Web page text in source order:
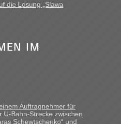
wenn die Frau mit dabei ist.
schließlich immer unter
die Losung „Slawa
im
Auftragnehmer für
U-Bahn-Strecke zwischen
Schewtschenko“ und